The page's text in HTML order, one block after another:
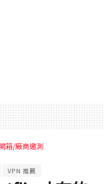
箱/廠商邀測
VPN 推薦